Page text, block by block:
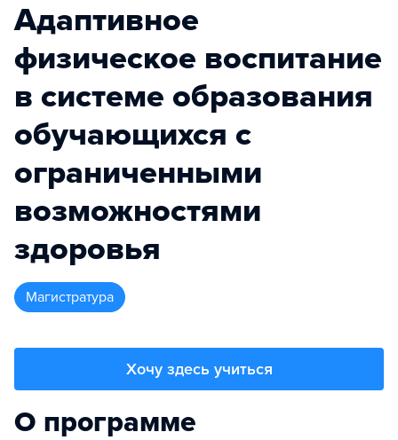
Адаптивное
физическое воспитание
в системе образования
обучающихся с
ограниченными
возможностями
здоровья
магистратура
Хочу здесь учиться
О программе